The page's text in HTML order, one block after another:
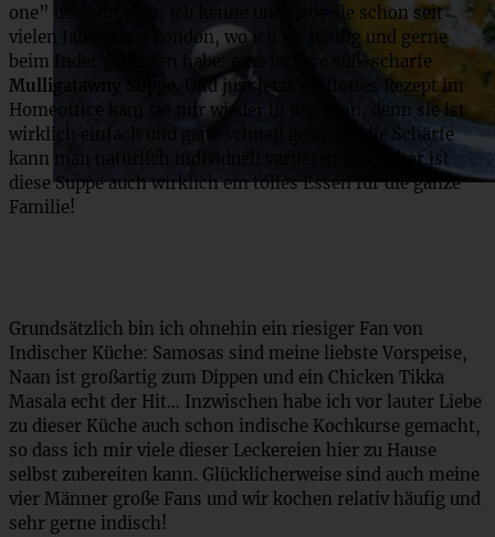
one” bekannt sein, ich kenne und liebe sie schon seit
vielen Jahren aus London, wo ich sie häufig und gerne
beim Inder gegessen habe: eine leckere süß-scharfe
Mulligatawny Suppe.
Und just jetzt als flottes Rezept im
Homeoffice kam sie mir wieder in den Sinn, denn sie ist
wirklich einfach und ganz schnell gekocht, die Schärfe
kann man natürlich individuell variieren und daher ist
diese Suppe auch wirklich ein tolles Essen für die ganze
Familie!
Grundsätzlich bin ich ohnehin ein riesiger Fan von
Indischer Küche: Samosas sind meine liebste Vorspeise,
Naan ist großartig zum Dippen und ein Chicken Tikka
Masala echt der Hit… Inzwischen habe ich vor lauter Liebe
zu dieser Küche auch schon indische Kochkurse gemacht,
so dass ich mir viele dieser Leckereien hier zu Hause
selbst zubereiten kann. Glücklicherweise sind auch meine
vier Männer große Fans und wir kochen relativ häufig und
sehr gerne indisch!